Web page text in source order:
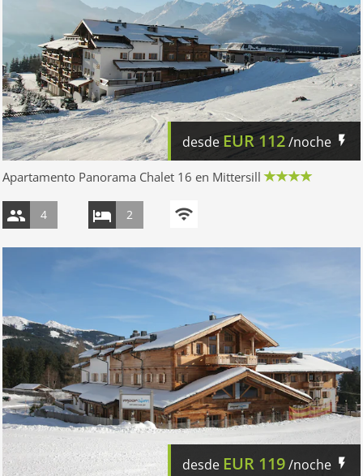
desde EUR112/noche
Apartamento Panorama Chalet 16 en Mittersill
4 2
desde EUR 119/noche